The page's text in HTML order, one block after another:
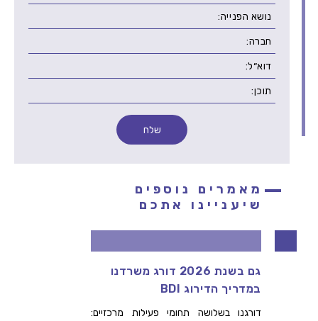
מאמרים נוספים
שיעניינו אתכם
גם בשנת 2026 דורג משרדנו
במדריך הדירוג BDI
דורגנו בשלושה תחומי פעילות מרכזיים: